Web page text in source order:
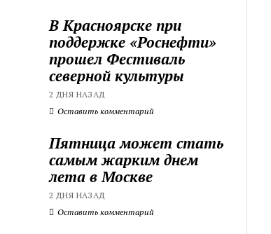
В Красноярске при
поддержке «Роснефти»
прошел Фестиваль
северной культуры
2 ДНЯ НАЗАД
Оставить комментарий
Пятница может стать
самым жарким днем
лета в Москве
2 ДНЯ НАЗАД
Оставить комментарий